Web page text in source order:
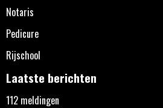
Notaris
Pedicure
Rijschool
Laatste berichten
112 meldingen